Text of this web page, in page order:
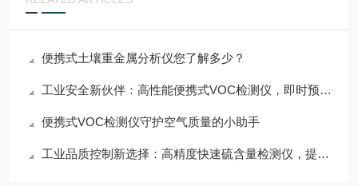
便携式土壤重金属分析仪您了解多少？
工业安全新伙伴：高性能便携式VOC检测仪，即时预警危险气体
便携式VOC检测仪守护空气质量的小助手
工业品质控制新选择：高精度快速硫含量检测仪，提升产品竞争力